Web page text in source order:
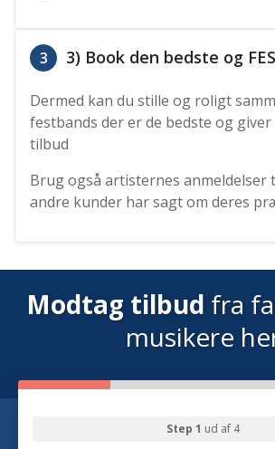
3 3) Book den bedste og
Dermed kan du stille og roligt
festbands der er de bedste og
tilbud
Brug også artisternes anmeldelser
andre kunder har sagt om deres
Modtag tilbud fra
musikere
Step 1 ud af 4